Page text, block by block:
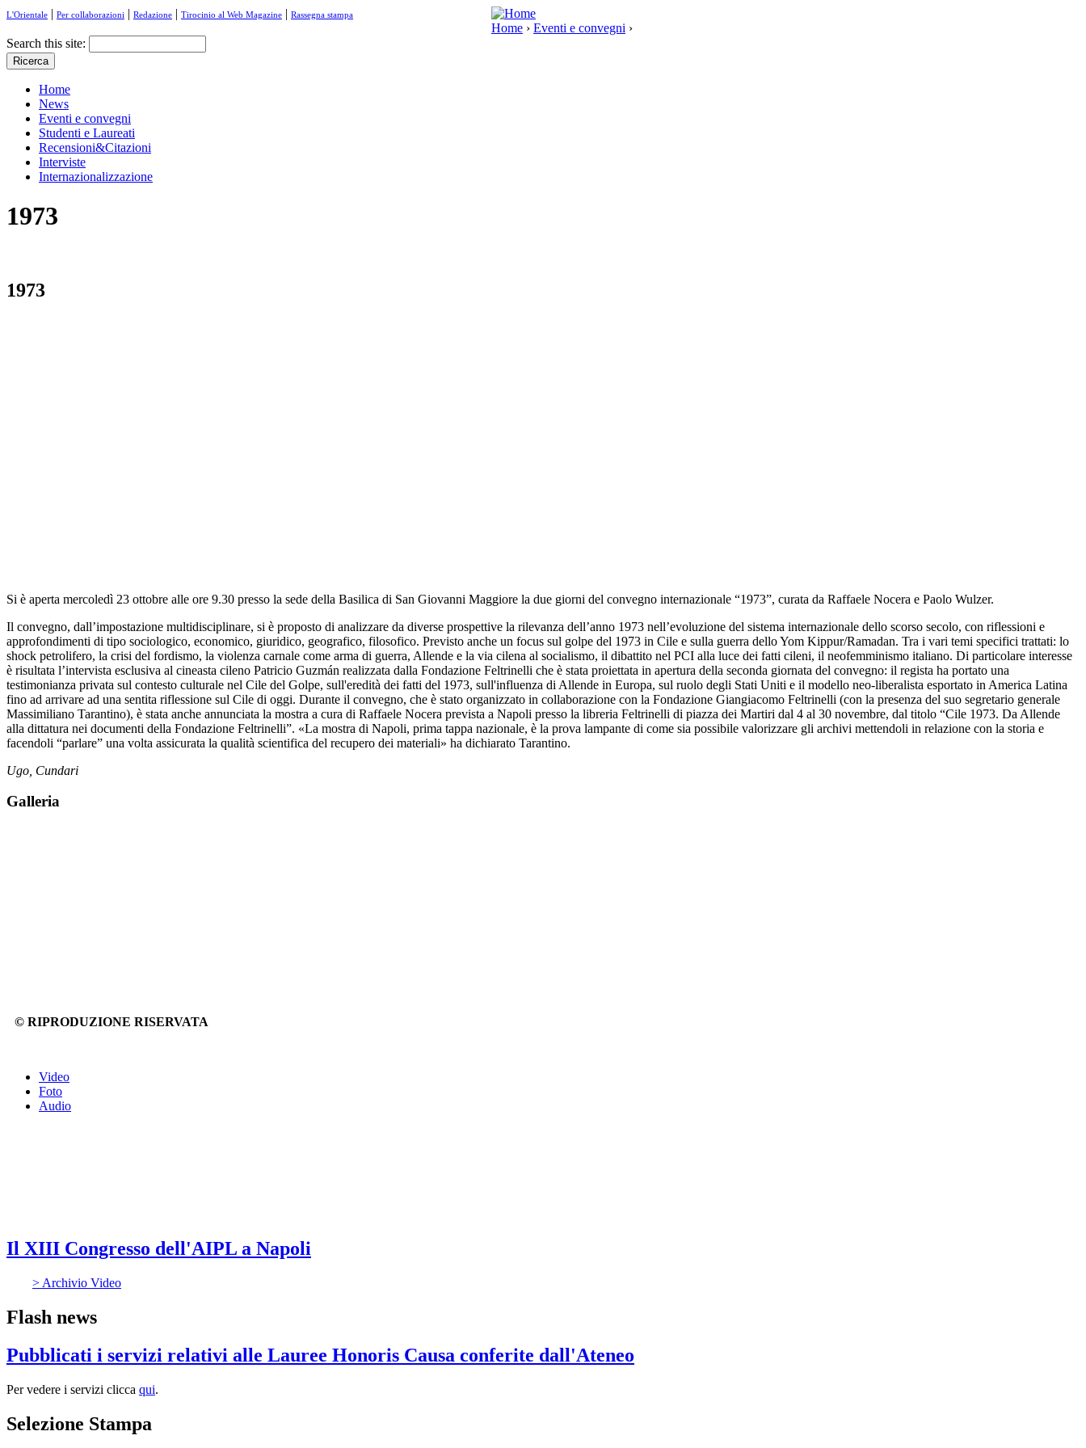
L'Orientale | Per collaborazioni | Redazione | Tirocinio al Web Magazine | Rassegna stampa
Home › Eventi e convegni ›
Search this site:
Home
News
Eventi e convegni
Studenti e Laureati
Recensioni&Citazioni
Interviste
Internazionalizzazione
1973
1973
Si è aperta mercoledì 23 ottobre alle ore 9.30 presso la sede della Basilica di San Giovanni Maggiore la due giorni del convegno internazionale “1973”, curata da Raffaele Nocera e Paolo Wulzer.
Il convegno, dall’impostazione multidisciplinare, si è proposto di analizzare da diverse prospettive la rilevanza dell’anno 1973 nell’evoluzione del sistema internazionale dello scorso secolo, con riflessioni e
approfondimenti di tipo sociologico, economico, giuridico, geografico, filosofico. Previsto anche un focus sul golpe del 1973 in Cile e sulla guerra dello Yom Kippur/Ramadan. Tra i vari temi specifici trattati: lo
shock petrolifero, la crisi del fordismo, la violenza carnale come arma di guerra, Allende e la via cilena al socialismo, il dibattito nel PCI alla luce dei fatti cileni, il neofemminismo italiano. Di particolare interesse
è risultata l’intervista esclusiva al cineasta cileno Patricio Guzmán realizzata dalla Fondazione Feltrinelli che è stata proiettata in apertura della seconda giornata del convegno: il regista ha portato una
testimonianza privata sul contesto culturale nel Cile del Golpe, sull'eredità dei fatti del 1973, sull'influenza di Allende in Europa, sul ruolo degli Stati Uniti e il modello neo-liberalista esportato in America Latina
fino ad arrivare ad una sentita riflessione sul Cile di oggi. Durante il convegno, che è stato organizzato in collaborazione con la Fondazione Giangiacomo Feltrinelli (con la presenza del suo segretario generale
Massimiliano Tarantino), è stata anche annunciata la mostra a cura di Raffaele Nocera prevista a Napoli presso la libreria Feltrinelli di piazza dei Martiri dal 4 al 30 novembre, dal titolo “Cile 1973. Da Allende
alla dittatura nei documenti della Fondazione Feltrinelli”. «La mostra di Napoli, prima tappa nazionale, è la prova lampante di come sia possibile valorizzare gli archivi mettendoli in relazione con la storia e
facendoli “parlare” una volta assicurata la qualità scientifica del recupero dei materiali» ha dichiarato Tarantino.
Ugo, Cundari
Galleria
© RIPRODUZIONE RISERVATA
Video
Foto
Audio
Il XIII Congresso dell'AIPL a Napoli
> Archivio Video
Flash news
Pubblicati i servizi relativi alle Lauree Honoris Causa conferite dall'Ateneo
Per vedere i servizi clicca qui.
Selezione Stampa